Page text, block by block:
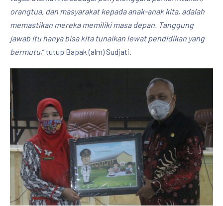
orangtua, dan masyarakat kepada anak-anak kita, adalah
memastikan mereka memiliki masa depan. Tanggung
jawab itu hanya bisa kita tunaikan lewat pendidikan yang
bermutu,” tutup Bapak (alm) Sudjati.